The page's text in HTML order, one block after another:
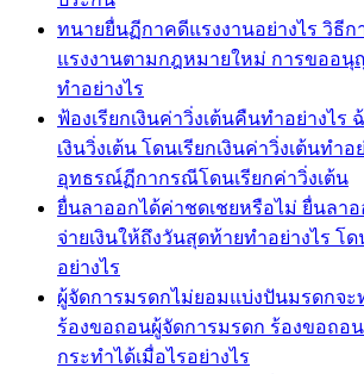
ทนายยื่นฏีกาคดีแรงงานอย่างไร วิธีก
แรงงานตามกฎหมายใหม่ การขออนุ
ทำอย่างไร
ฟ้องเรียกเงินค่าวิ่งเต้นคืนทำอย่างไร
เงินวิ่งเต้น โดนเรียกเงินค่าวิ่งเต้นทำอ
อุทธรณ์ฏีกากรณีโดนเรียกค่าวิ่งเต้น
ยื่นลาออกได้ค่าชดเชยหรือไม่ ยื่นลา
จ่ายเงินให้ถึงวันสุดท้ายทำอย่างไร โ
อย่างไร
ผู้จัดการมรดกไม่ยอมแบ่งปันมรดกจะ
ร้องขอถอนผู้จัดการมรดก ร้องขอถอ
กระทำได้เมื่อไรอย่างไร